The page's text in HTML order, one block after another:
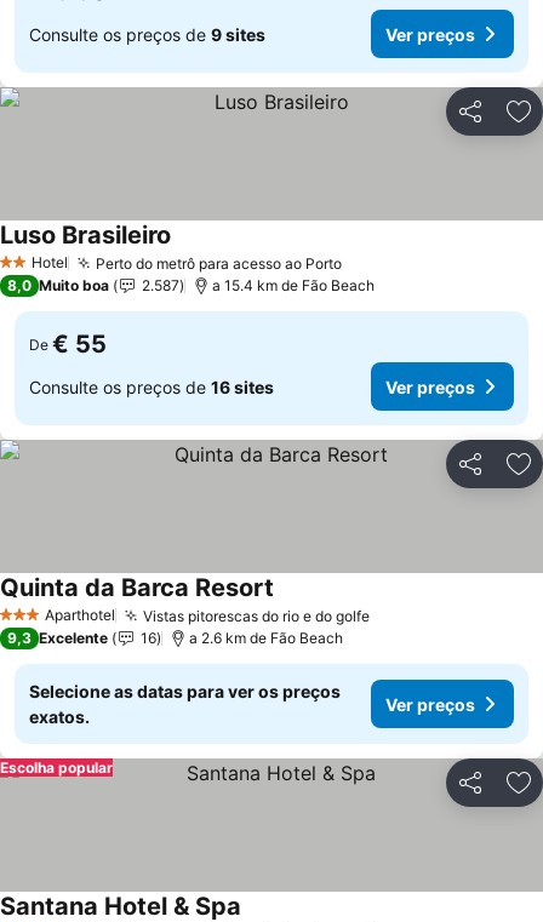
Consulte os preços de 9 sites Ver preços
Partilhar
2 Estrelas
Hotel Perto do metrô para acesso ao Porto
Luso Brasileiro
8,0 Muito boa 2.587 a 15.4 km de Fão Beach
De € 55
Consulte os preços de 16 sites Ver preços
Partilhar
3 EstrelasAparthotel Vistas pitorescas do rio e do golfe
Quinta da Barca Resort
9,3 Excelente 16 a 2.6 km de Fão Beach
Selecione as datas para ver os preços
exatos.
Ver preços
Partilhar
Escolha popular
Santana Hotel & Spa